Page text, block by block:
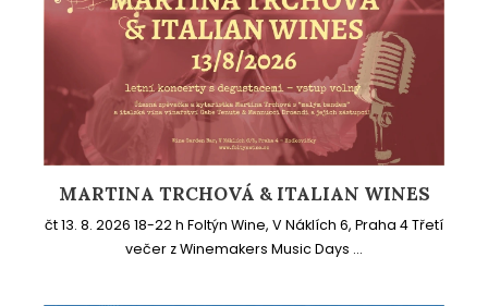
MARTINA TRCHOVÁ & ITALIAN WINES
čt 13. 8. 2026 18-22 h Foltýn Wine, V Náklích 6, Praha 4 Třetí
večer z Winemakers Music Days ...